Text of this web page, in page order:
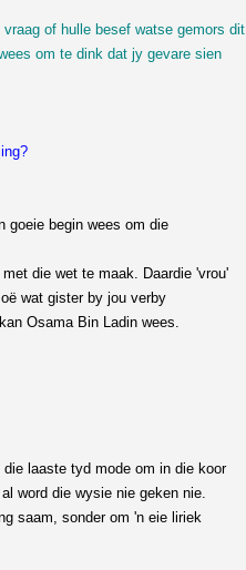
of hulle besef watse gemors dit
om te dink dat jy gevare sien
goeie begin wees om die
die wet te maak. Daardie 'vrou'
wat gister by jou verby
Osama Bin Ladin wees.
laaste tyd mode om in die koor
word die wysie nie geken nie.
saam, sonder om 'n eie liriek